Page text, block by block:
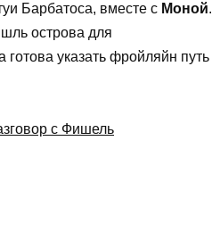
Барбатоса, вместе с Моной.
острова для
указать фройляйн путь